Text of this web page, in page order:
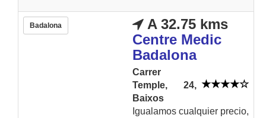
Badalona
A 32.75 kms
Centre Medic
Badalona
Carrer
Temple, 24,
Baixos
Igualamos cualquier precio,